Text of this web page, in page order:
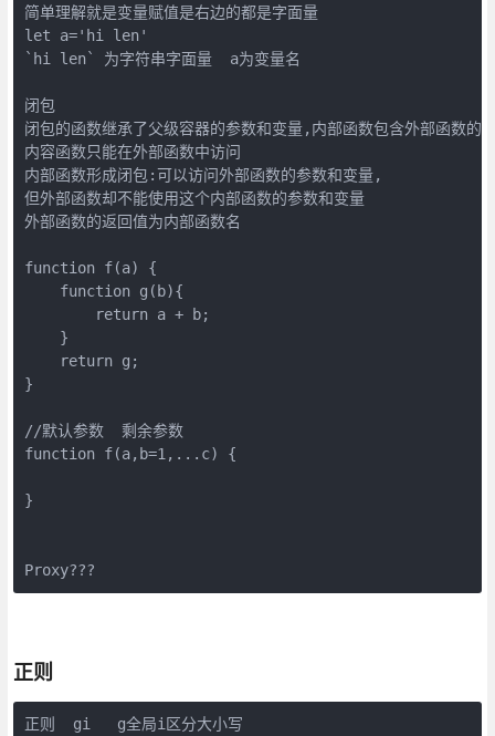
简单理解就是变量赋值是右边的都是字面量
let a='hi len'
`hi len` 为字符串字面量  a为变量名
闭包
闭包的函数继承了父级容器的参数和变量,内部函数包含外部函数的
内容函数只能在外部函数中访问
内部函数形成闭包:可以访问外部函数的参数和变量,
但外部函数却不能使用这个内部函数的参数和变量
外部函数的返回值为内部函数名
function f(a) {
    function g(b){
        return a + b;
    }
    return g;
}
//默认参数  剩余参数
function f(a,b=1,...c) {
}
Proxy???
正则
正则  gi   g全局i区分大小写